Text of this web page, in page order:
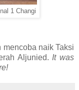
1 Changi
naik Taksi
Aljunied. It was